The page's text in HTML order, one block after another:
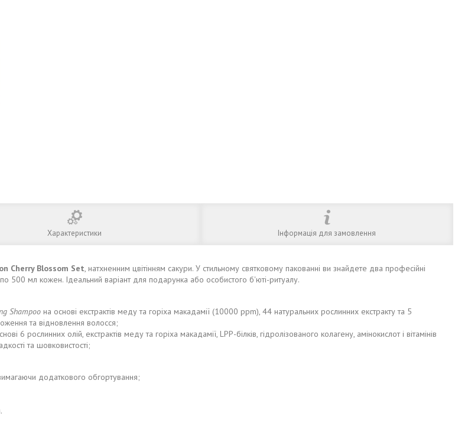
Характеристики Інформація для замовлення
Cherry Blossom Set, натхненним цвітінням сакури. У стильному святковому пакованні ви знайдете два професійні
мл кожен. Ідеальний варіант для подарунка або особистого б'юті-ритуалу.
Shampoo на основі екстрактів меду та горіха макадамії (10000 ppm), 44 натуральних рослинних екстракту та 5
та відновлення волосся;
6 рослинних олій, екстрактів меду та горіха макадамії, LPP-білків, гідролізованого колагену, амінокислот і вітамінів
та шовковистості;
додаткового обгортування;